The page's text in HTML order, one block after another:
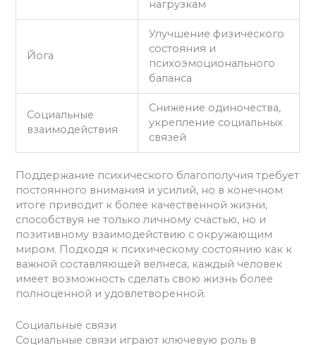
нагрузкам
Йога
Улучшение физического
состояния и
психоэмоционального
баланса
Социальные
взаимодействия
Снижение одиночества,
укрепление социальных
связей
Поддержание психического благополучия требует
постоянного внимания и усилий, но в конечном
итоге приводит к более качественной жизни,
способствуя не только личному счастью, но и
позитивному взаимодействию с окружающим
миром. Подходя к психическому состоянию как к
важной составляющей велнеса, каждый человек
имеет возможность сделать свою жизнь более
полноценной и удовлетворенной.
Социальные связи
Социальные связи играют ключевую роль в